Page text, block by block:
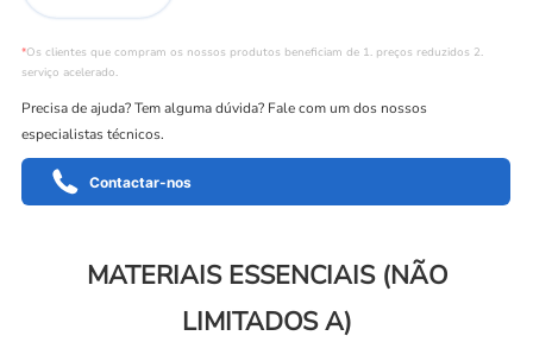
composição da fase e as
*Os clientes que compram os nossos produtos beneficiam de 1. preços reduzidos 2.
serviço acelerado.
Precisa de ajuda? Tem alguma dúvida? Fale com um dos nossos
especialistas técnicos.
Contactar-nos
MATERIAIS ESSENCIAIS (NÃO
LIMITADOS A)